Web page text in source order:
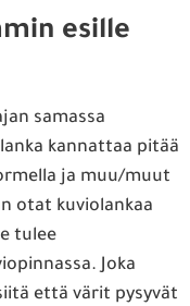
esille
samassa
kannattaa pitää
ja muu/muut
otat kuviolankaa
tulee
Joka
että värit pysyvät